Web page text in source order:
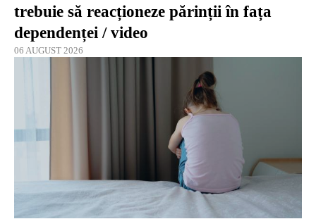
trebuie să reacționeze părinții în fața
dependenței / video
06 AUGUST 2026